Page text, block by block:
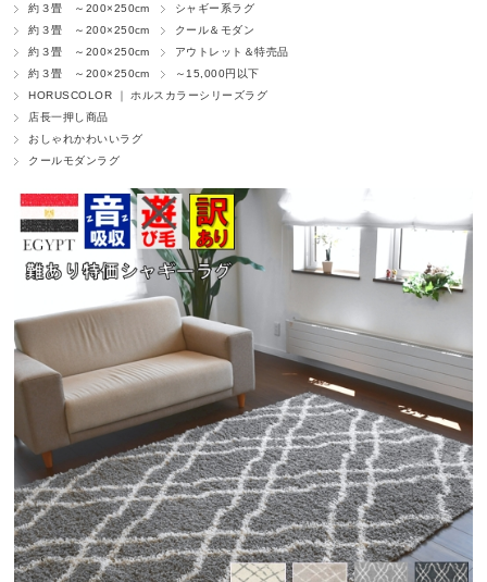
約３畳 ～200×250cm
シャギー系ラグ
約３畳 ～200×250cm
クール＆モダン
約３畳 ～200×250cm
アウトレット＆特売品
約３畳 ～200×250cm
～15,000円以下
HORUSCOLOR ｜ ホルスカラーシリーズラグ
店長一押し商品
おしゃれかわいいラグ
クールモダンラグ